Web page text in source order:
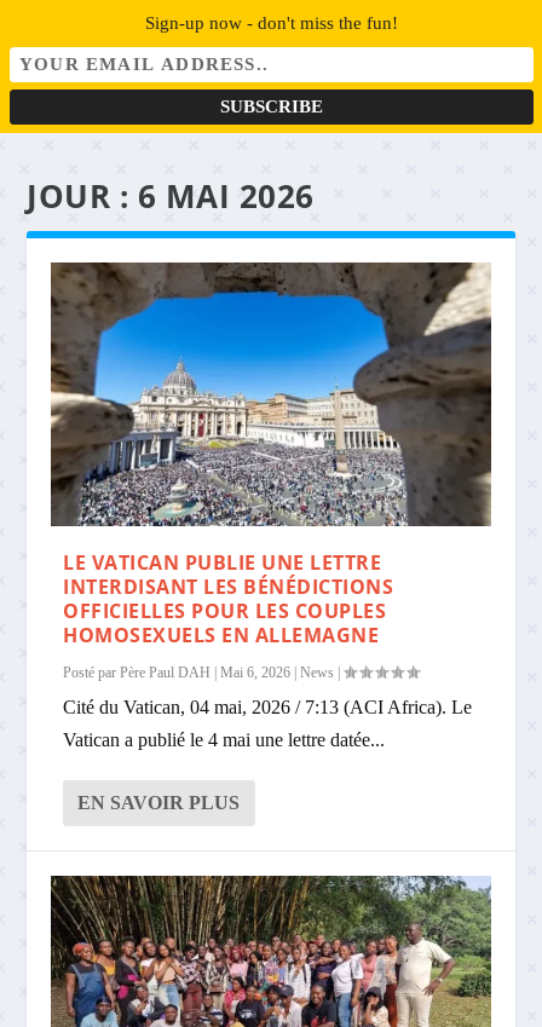
JOUR : 6 MAI 2026
LE VATICAN PUBLIE UNE LETTRE
INTERDISANT LES BÉNÉDICTIONS
OFFICIELLES POUR LES COUPLES
HOMOSEXUELS EN ALLEMAGNE
Posté parPère Paul DAH |Mai 6, 2026 |News |
Cité du Vatican, 04 mai, 2026 / 7:13 (ACI Africa). Le
Vatican a publié le 4 mai une lettre datée...
EN SAVOIR PLUS
Sign-up now - don't miss the fun!